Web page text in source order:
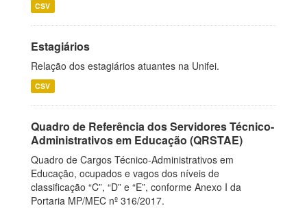
CSV
Estagiários
Relação dos estagiários atuantes na Unifei.
CSV
Quadro de Referência dos Servidores Técnico-
Administrativos em Educação (QRSTAE)
Quadro de Cargos Técnico-Administrativos em
Educação, ocupados e vagos dos níveis de
classificação “C”, “D” e “E”, conforme Anexo I da
Portaria MP/MEC nº 316/2017.